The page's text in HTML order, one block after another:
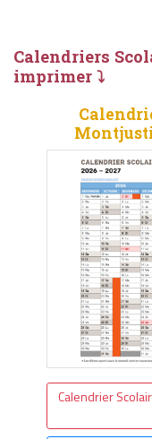
Calendriers
imprimer ⤵
Calendrier